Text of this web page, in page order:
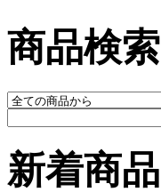
商品検索
新着商品